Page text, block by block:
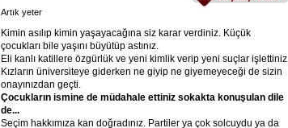
Artık yeter
Kimin asılıp kimin yaşayacağına siz karar verdiniz. Küçük
çocukları bile yaşını büyütüp astınız.
Eli kanlı katillere özgürlük ve yeni kimlik verip yeni suçlar işlettiniz.
Kızların üniversiteye giderken ne giyip ne giyemeyeceği de sizin
onayınızdan geçti.
Çocukların ismine de müdahale ettiniz sokakta konuşulan dile
de...
Seçim hakkımıza kan doğradınız. Partiler ya çok solcuydu ya da